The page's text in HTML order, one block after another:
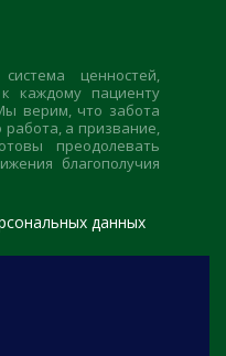
ценностей,
каждому пациенту
верим, что забота
а призвание,
преодолевать
благополучия
данных